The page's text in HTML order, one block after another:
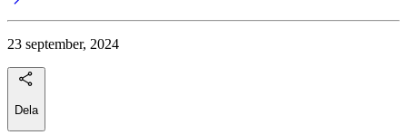
23 september, 2024
Dela